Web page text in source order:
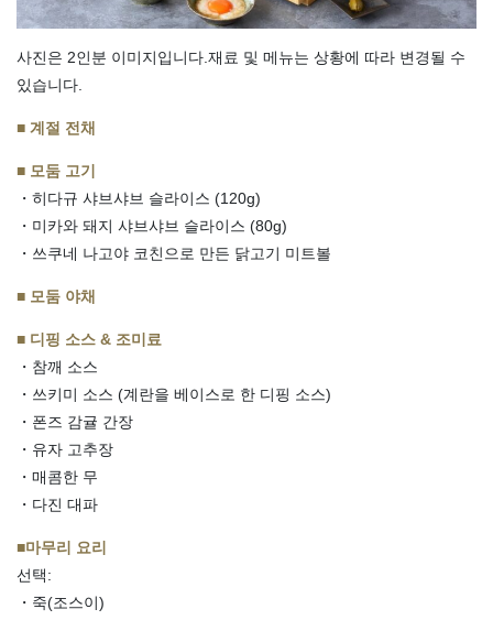
사진은 2인분 이미지입니다.재료 및 메뉴는 상황에 따라 변경될 수
있습니다.
■ 계절 전채
■ 모둠 고기
・히다규 샤브샤브 슬라이스 (120g)
・미카와 돼지 샤브샤브 슬라이스 (80g)
・쓰쿠네 나고야 코친으로 만든 닭고기 미트볼
■ 모둠 야채
■ 디핑 소스 & 조미료
・참깨 소스
・쓰키미 소스 (계란을 베이스로 한 디핑 소스)
・폰즈 감귤 간장
・유자 고추장
・매콤한 무
・다진 대파
■마무리 요리
선택:
・죽(조스이)